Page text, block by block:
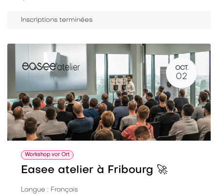
Inscriptions terminées
OCT.
02
Workshop vor Ort
Easee atelier à Fribourg 🚀
Langue : Français